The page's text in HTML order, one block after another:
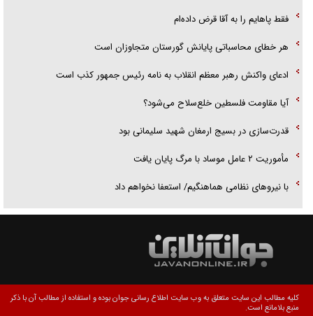
فقط پاهایم را به آقا قرض داده‌ام
هر خطای محاسباتی پایانش گورستان متجاوزان است
ادعای واکنش رهبر معظم انقلاب به نامه رئیس جمهور کذب است
آیا مقاومت فلسطین خلع‌سلاح می‌شود؟
قدرت‌سازی در بسیج ارمغان شهید سلیمانی بود
مأموریت ۲ عامل موساد با مرگ پایان یافت
با نیرو‌های نظامی هماهنگیم/ استعفا نخواهم داد
کلیه مطالب این سایت متعلق به وب سایت اطلاع رسانی جوان بوده و استفاده از مطالب آن با ذکر
منبع بلامانع است.